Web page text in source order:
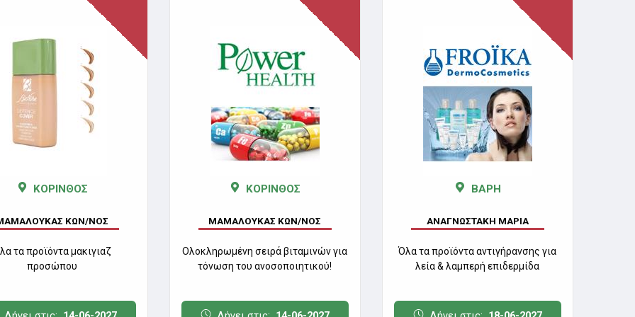
ΚΟΡΙΝΘΟΣ
ΚΩΝ/ΝΟΣ
τα προϊόντα μακιγιαζ
προσώπου
ΚΟΡΙΝΘΟΣ
ΜΑΜΑΛΟΥΚΑΣ ΚΩΝ/ΝΟΣ
Ολοκληρωμένη σειρά βιταμινών για
τόνωση του ανοσοποιητικού!
ΒΑΡΗ
ΑΝΑΓΝΩΣΤΑΚΗ ΜΑΡΙΑ
Όλα τα προϊόντα αντιγήρανσης για
λεία & λαμπερή επιδερμίδα